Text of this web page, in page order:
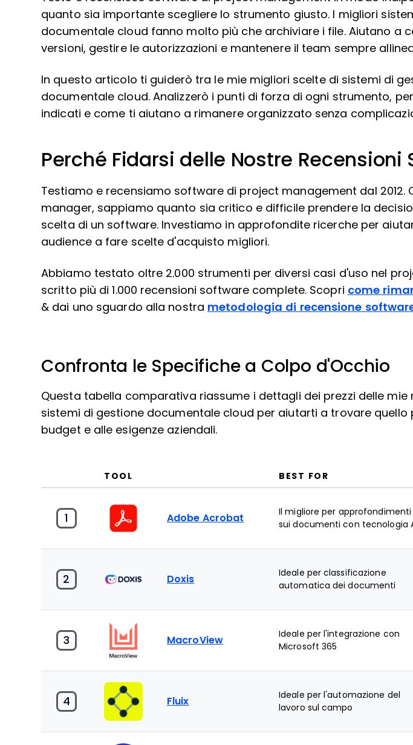
quanto sia importante scegliere lo strumento giusto. I migliori
documentale cloud fanno molto più che archiviare i file. Aiutano a
versioni, gestire le autorizzazioni e mantenere il team sempre
In questo articolo ti guiderò tra le mie migliori scelte di sistemi di
documentale cloud. Analizzerò i punti di forza di ogni strumento,
indicati e come ti aiutano a rimanere organizzato senza
Perché Fidarsi delle Nostre Recensioni
Testiamo e recensiamo software di project management dal 2012.
manager, sappiamo quanto sia critico e difficile prendere la
scelta di un software. Investiamo in approfondite ricerche per
audience a fare scelte d'acquisto migliori.
Abbiamo testato oltre 2.000 strumenti per diversi casi d'uso nel
scritto più di 1.000 recensioni software complete. Scopri come
& dai uno sguardo alla nostra metodologia di recensione
Confronta le Specifiche a Colpo d'Occhio
Questa tabella comparativa riassume i dettagli dei prezzi delle mie
sistemi di gestione documentale cloud per aiutarti a trovare quello
budget e alle esigenze aziendali.
TOOL BEST FOR
1 Adobe Acrobat
Il migliore per approfondimenti
sui documenti con tecnologia
2 Doxis
Ideale per classificazione
automatica dei documenti
3 MacroView
Ideale per l'integrazione con
Microsoft 365
4 Fluix
Ideale per l'automazione del
lavoro sul campo